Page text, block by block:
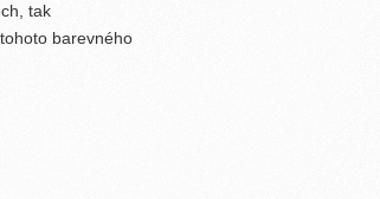
tak
barevného